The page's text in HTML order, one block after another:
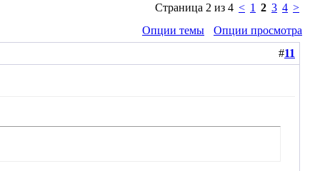
Страница 2 из 4 < 1 2 3 4 >
Опции темы
Опции просмотра
#11